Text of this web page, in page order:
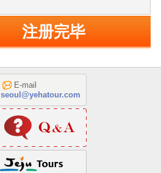
注册完毕
E-mail
seoul@yehatour.com